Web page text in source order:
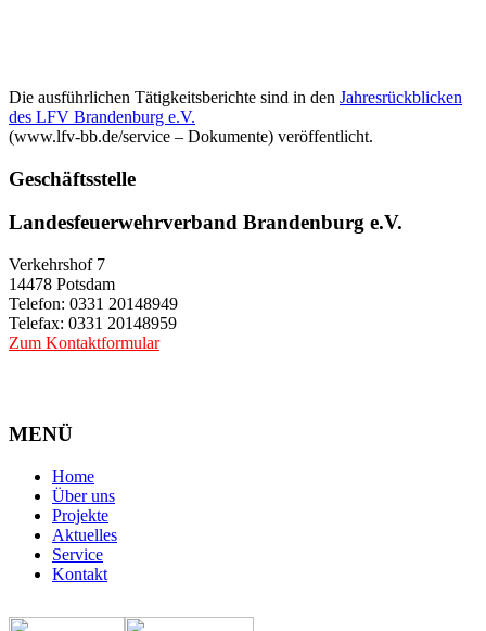
Die ausführlichen Tätigkeitsberichte sind in den Jahresrückblicken
des LFV Brandenburg e.V.
(www.lfv-bb.de/service – Dokumente) veröffentlicht.
Geschäftsstelle
Landesfeuerwehrverband Brandenburg e.V.
Verkehrshof 7
14478 Potsdam
Telefon: 0331 20148949
Telefax: 0331 20148959
Zum Kontaktformular
MENÜ
Home
Über uns
Projekte
Aktuelles
Service
Kontakt